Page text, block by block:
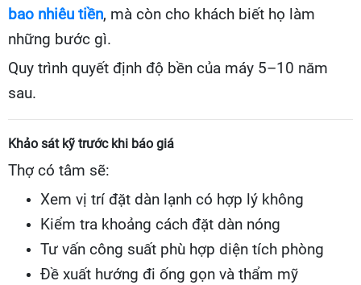
bao nhiêu tiền, mà còn cho khách biết họ làm
những bước gì.
Quy trình quyết định độ bền của máy 5–10 năm
sau.
Khảo sát kỹ trước khi báo giá
Thợ có tâm sẽ:
Xem vị trí đặt dàn lạnh có hợp lý không
Kiểm tra khoảng cách đặt dàn nóng
Tư vấn công suất phù hợp diện tích phòng
Đề xuất hướng đi ống gọn và thẩm mỹ